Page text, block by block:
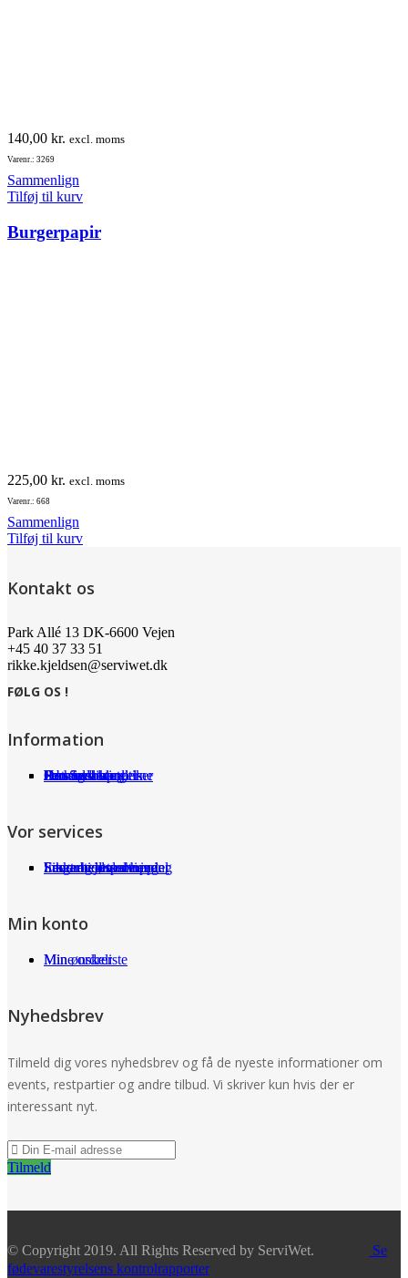
140,00 kr. excl. moms
Varenr.: 3269
Sammenlign
Tilføj til kurv
Burgerpapir
225,00 kr. excl. moms
Varenr.: 668
Sammenlign
Tilføj til kurv
Kontakt os
Park Allé 13 DK-6600 Vejen
+45 40 37 33 51
rikke.kjeldsen@serviwet.dk
FØLG OS !
Information
Om Serviwet
Serviwet blog
Forhandlere
Persondatapolitik
Handelsbetingelser
Det siger kunderne
Jobs
Vor services
Fragt og returneringer
Sikkerhed ved handel
International shopping
Samarbejdspartnere
Leverandørservice
Min konto
Min ønskeliste
Mine ordrer
Nyhedsbrev
Tilmeld dig vores nyhedsbrev og få de nyeste informationer om
events, restpartier og andre tilbud. Vi skriver kun hvis der er
interessant nyt.
Tilmeld
© Copyright 2019. All Rights Reserved by ServiWet.
Se
fødevarestyrelsens kontrolrapporter